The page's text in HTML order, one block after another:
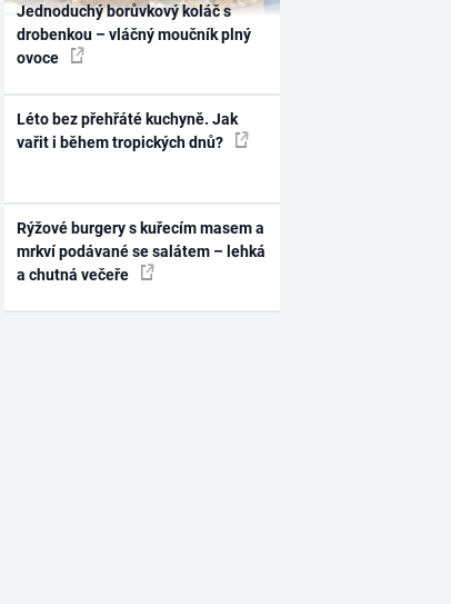
Jednoduchý borůvkový koláč s
drobenkou – vláčný moučník plný
ovoce
Léto bez přehřáté kuchyně. Jak
vařit i během tropických dnů?
Rýžové burgery s kuřecím masem a
mrkví podávané se salátem – lehká
a chutná večeře